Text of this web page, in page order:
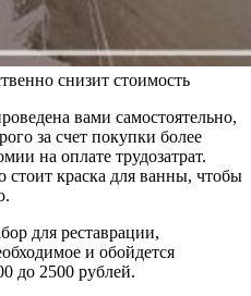
снизит стоимость
вами самостоятельно,
за счет покупки более
на оплате трудозатрат.
стоит краска для ванны, чтобы
для реставрации,
и обойдется
до 2500 рублей.